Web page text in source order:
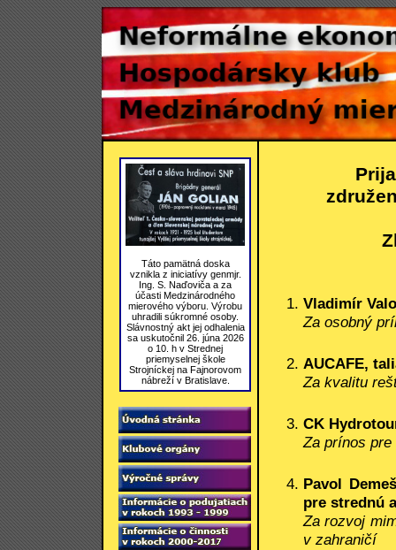
Táto pamätná doska
vznikla z iniciatívy genmjr.
Ing. S. Naďoviča a za
účasti Medzinárodného
mierového výboru. Výrobu
uhradili súkromné osoby.
Slávnostný akt jej odhalenia
sa uskutočnil 26. júna 2026
o 10. h v Strednej
priemyselnej škole
Strojníckej na Fajnorovom
nábreží v Bratislave.
Vladimír
Za osobný
AUCAFE,
Za kvalitu
CK
Za prínos
Pavol
pre strednú
Za rozvoj
v zahraničí